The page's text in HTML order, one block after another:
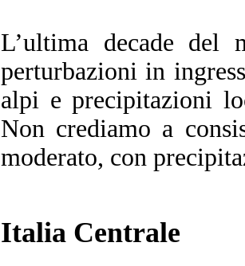
L’ultima decade del
perturbazioni in
alpi e precipitazioni
Non crediamo a
moderato, con
Italia Centrale